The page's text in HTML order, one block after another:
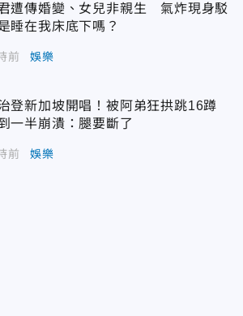
遭傳婚變、女兒非親生 氣炸現身駁
睡在我床底下嗎？
前 娛樂
登新加坡開唱！被阿弟狂拱跳16蹲
一半崩潰：腿要斷了
前 娛樂